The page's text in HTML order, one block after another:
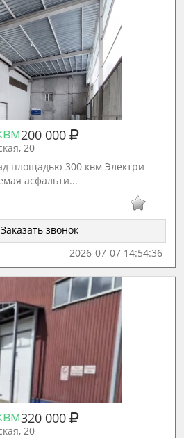
200 000
20
площадью 300 квм Электpи
асфальти...
Заказать звонок
2026-07-07 14:54:36
320 000
20